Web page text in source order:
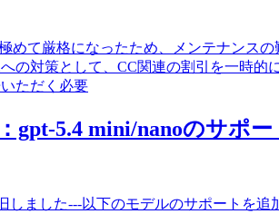
めて厳格になったため、メンテナンス
の対策として、CC関連の割引を一時的
ただく必要
gpt-5.4 mini/nanoのサポ
しました---以下のモデルのサポートを追